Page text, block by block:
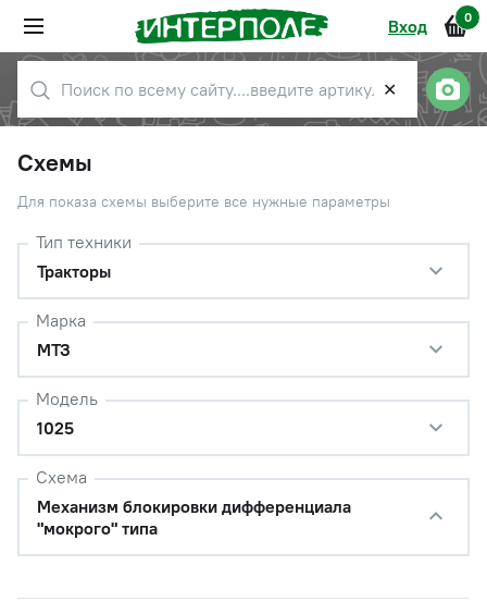
Вход 0
✕
Схемы
Для показа схемы выберите все нужные параметры
Тип техники
Тракторы
Марка
МТЗ
Модель
1025
Схема
Механизм блокировки дифференциала
"мокрого" типа